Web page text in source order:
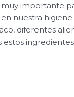
importante
nuestra
diferentes